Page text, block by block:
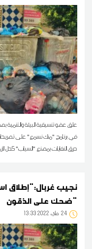
علق عضو تنسيقية البيئة والتنمية
في برنامج "منك نسمع" على تصريحات
حرق النفايات بمصنع "السياب" كحل
نجيب غربال:"إطلاق
ضحك على الذقون"
24 13:33 2022 ماي